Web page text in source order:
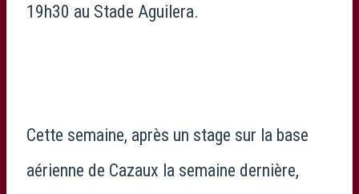
19h30 au Stade Aguilera.
Cette semaine, après un stage sur la base
aérienne de Cazaux la semaine dernière,